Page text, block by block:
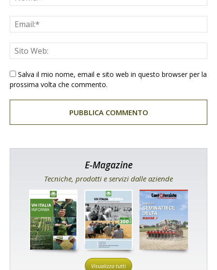
Salva il mio nome, email e sito web in questo browser per la
prossima volta che commento.
E-Magazine
Tecniche, prodotti e servizi dalle aziende
Visualizza tutti